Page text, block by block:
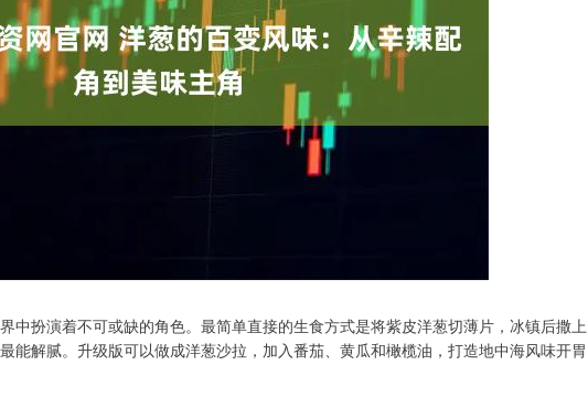
中扮演着不可或缺的角色。最简单直接的生食方式是将紫皮洋葱切薄片，冰镇后撒上
能解腻。升级版可以做成洋葱沙拉，加入番茄、黄瓜和橄榄油，打造地中海风味开胃